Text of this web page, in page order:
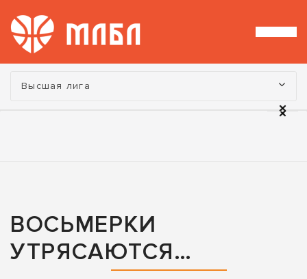
Турнир:
Высшая лига
ВОСЬМЕРКИ
УТРЯСАЮТСЯ…